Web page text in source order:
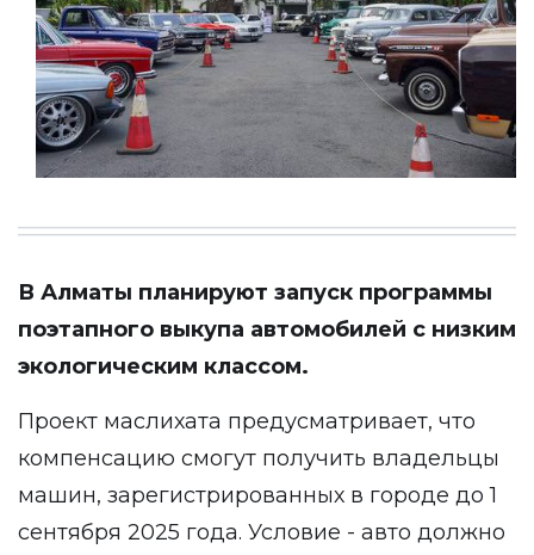
В Алматы планируют запуск программы
поэтапного выкупа автомобилей с низким
экологическим классом.
Проект маслихата предусматривает, что
компенсацию смогут получить владельцы
машин, зарегистрированных в городе до 1
сентября 2025 года. Условие - авто должно